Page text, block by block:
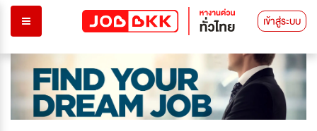
เข้าสู่ระบบ